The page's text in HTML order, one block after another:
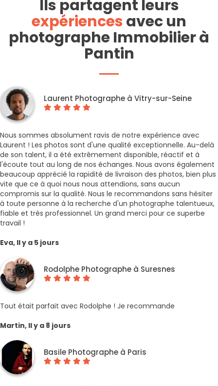
Ils partagent leurs
expériencesavec un
photographe Immobilier à
Pantin
Laurent Photographe à Vitry-sur-Seine
Nous sommes absolument ravis de notre expérience avec
Laurent ! Les photos sont d'une qualité exceptionnelle. Au-delà
de son talent, il a été extrêmement disponible, réactif et à
l'écoute tout au long de nos échanges. Nous avons également
beaucoup apprécié la rapidité de livraison des photos, bien plus
vite que ce à quoi nous nous attendions, sans aucun
compromis sur la qualité. Nous le recommandons sans hésiter
à toute personne à la recherche d'un photographe talentueux,
fiable et très professionnel. Un grand merci pour ce superbe
travail !
Eva, Il y a 5 jours
Rodolphe Photographe à Suresnes
Tout était parfait avec Rodolphe ! Je recommande
Martin, Il y a 8 jours
Basile Photographe à Paris